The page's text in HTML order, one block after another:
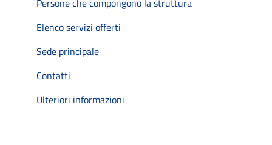
Elenco servizi offerti
Sede principale
Contatti
Ulteriori informazioni